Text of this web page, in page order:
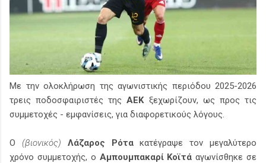
Με την ολοκλήρωση της αγωνιστικής περιόδου 2025-2026
τρεις ποδοσφαιριστές τηςΑΕΚξεχωρίζουν, ως προς τις
συμμετοχές - εμφανίσεις, για διαφορετικούς λόγους.
Ο (βιονικός) Λάζαρος Ρότακατέγραψε τον μεγαλύτερο
χρόνο συμμετοχής, ο Αμπουμπακαρί Κοϊτά αγωνίσθηκε σε